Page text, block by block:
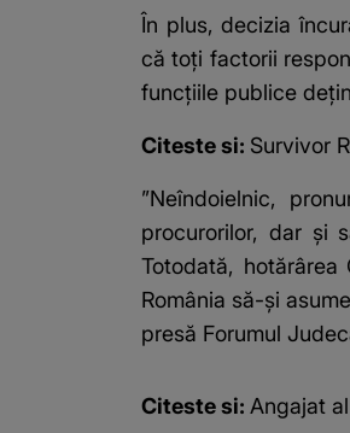
În plus, decizia
că toţi factorii
funcţiile publice
Citeste si: Survivor
”Neîndoielnic,
procurorilor, dar şi
Totodată,
România să-şi
presă Forumul
Citeste si: Angajat